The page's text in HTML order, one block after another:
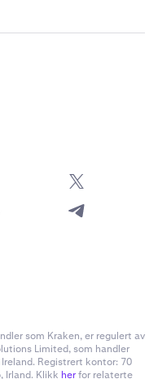
som Kraken, er regulert av
Limited, som handler
Registrert kontor: 70
Irland. Klikk herfor relaterte